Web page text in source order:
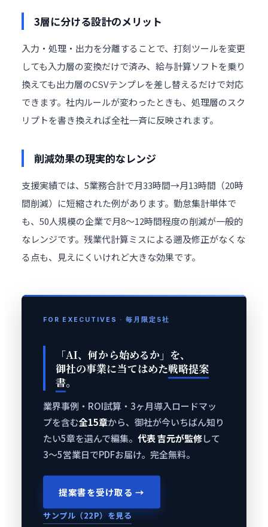
3層に分ける設計のメリット
入力・処理・出力を分離することで、打刻ツールを変更
しても入力層の変換だけで済み、給与計算ソフトを乗り
換えても出力層のCSVテンプレを差し替えるだけで対応
できます。社内ルールが変わったときも、処理層のスク
リプトを書き換えれば全社一斉に反映されます。
削減効果の現実的なレンジ
支援実績では、5業務合計で月33時間→月13時間（20時
間削減）に短縮された例があります。勤怠集計単体で
も、50人規模の企業で月8〜12時間程度の削減が一般的
なレンジです。残業代計算ミスによる遡及修正がなくな
る点も、見えにくいけれど大きな効果です。
FOR EXECUTIVES · 毎月限定5社
「AI、何から始めるか」を、
御社の事業に当てはめた戦略提案
書。
業界事例・ROI試算・3ヶ月導入ロードマッ
プを含む全15章から、御社が今いちばん知り
たい5章を選んで編集。 代表 吉元が監修して
3〜5営業日でPDFお届け。完全無料。
提案書を受け取る →
サンプル（22P）を見る